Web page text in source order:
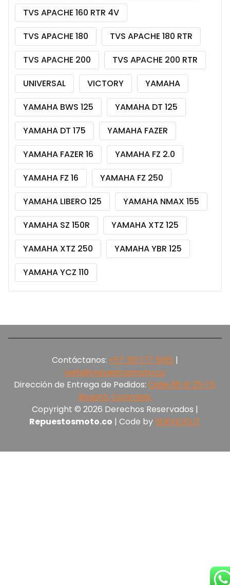
TVS APACHE 160 RTR 4V
TVS APACHE 180
TVS APACHE 180 RTR
TVS APACHE 200
TVS APACHE 200 RTR
UNIVERSAL
VICTORY
YAMAHA
YAMAHA BWS 125
YAMAHA DT 125
YAMAHA DT 175
YAMAHA FAZER
YAMAHA FAZER 16
YAMAHA FZ 2.0
YAMAHA FZ 16
YAMAHA FZ 250
YAMAHA LIBERO 125
YAMAHA NMAX 155
YAMAHA SZ 150R
YAMAHA XTZ 125
YAMAHA XTZ 250
YAMAHA YBR 125
YAMAHA YCZ 110
Contáctanos: +57 301 177 5165‬ |
web@repuestosmoto.co
Dirección de Entrega de Pedidos: Calle 66 # 25-15,
Bogotá, Colombia.
Copyright © 2026 Derechos Reservados |
Repuestosmoto.co | Code bySERVICIO.IT